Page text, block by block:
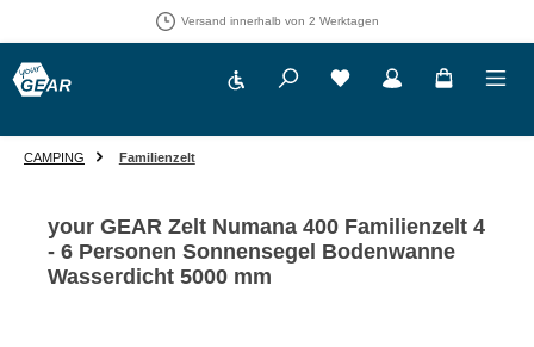
Versand innerhalb von 2 Werktagen
Werkzeugleiste anzeigenDu hast 0 Produkte auf
CAMPING Familienzelt
your GEAR Zelt Numana 400 Familienzelt 4
- 6 Personen Sonnensegel Bodenwanne
Wasserdicht 5000 mm